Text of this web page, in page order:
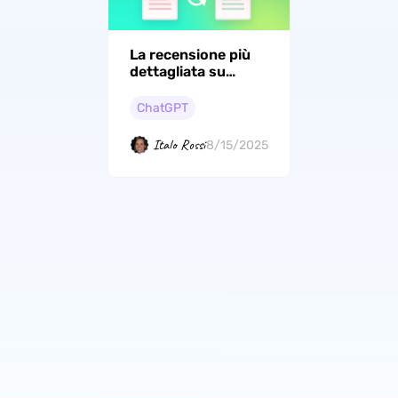
La recensione più
dettagliata su
ChatGPT
Italo Rossi8/15/2025